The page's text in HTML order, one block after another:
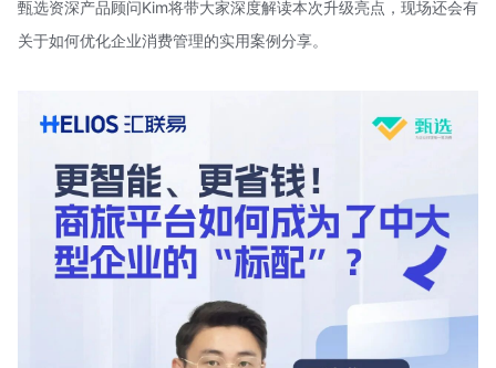
甄选资深产品顾问Kim将带大家深度解读本次升级亮点，现场还会有
关于如何优化企业消费管理的实用案例分享。